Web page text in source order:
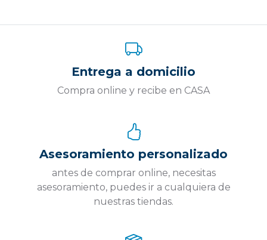
Entrega a domicilio
Compra online y recibe en CASA
Asesoramiento personalizado
antes de comprar online, necesitas
asesoramiento, puedes ir a cualquiera de
nuestras tiendas.